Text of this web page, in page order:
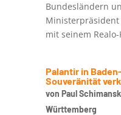
Bundesländern
mit seinem
Palantir in
Souveränität
von Paul
Württemberg